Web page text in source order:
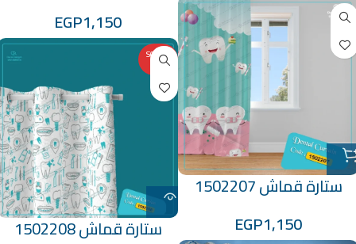
EGP1,150
ستارة قماش 1502207
EGP1,150
SOLD O
UT
ستارة قماش 1502208